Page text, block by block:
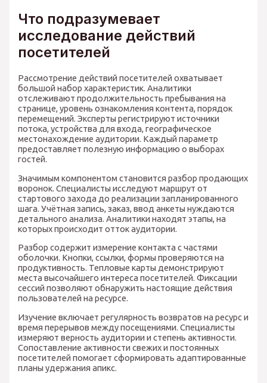
Что подразумевает
исследование действий
посетителей
Рассмотрение действий посетителей охватывает
большой набор характеристик. Аналитики
отслеживают продолжительность пребывания на
странице, уровень ознакомления контента, порядок
перемещений. Эксперты регистрируют источники
потока, устройства для входа, географическое
местонахождение аудитории. Каждый параметр
предоставляет полезную информацию о выборах
гостей.
Значимым компонентом становится разбор продающих
воронок. Специалисты исследуют маршрут от
стартового захода до реализации запланированного
шага. Учётная запись, заказ, ввод анкеты нуждаются
детального анализа. Аналитики находят этапы, на
которых происходит отток аудитории.
Разбор содержит измерение контакта с частями
оболочки. Кнопки, ссылки, формы проверяются на
продуктивность. Тепловые карты демонстрируют
места высочайшего интереса посетителей. Фиксации
сессий позволяют обнаружить настоящие действия
пользователей на ресурсе.
Изучение включает регулярность возвратов на ресурс и
время перерывов между посещениями. Специалисты
измеряют верность аудитории и степень активности.
Сопоставление активности свежих и постоянных
посетителей помогает сформировать адаптированные
планы удержания апикс.